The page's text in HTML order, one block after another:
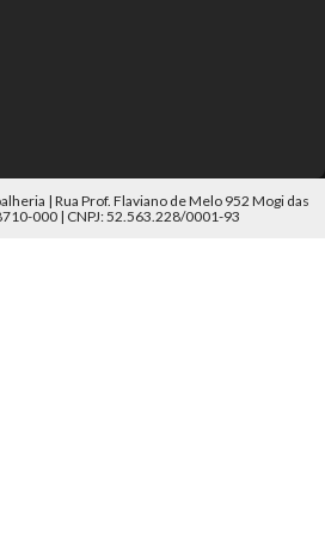
| Rua Prof. Flaviano de Melo 952 Mogi das
000 | CNPJ: 52.563.228/0001-93